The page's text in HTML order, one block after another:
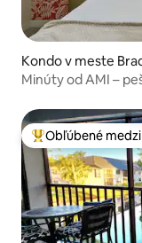
Kondo v meste
Minúty od AMI –
Najobľúbenejšie
Obľúbené